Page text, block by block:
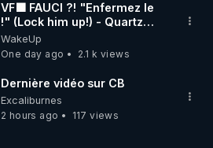
VF🟩 FAUCI ?! "Enfermez le
!" (Lock him up!) - Quartz
Traduction
WakeUp
One day ago
2.1 k views
Dernière vidéo sur CB
Excaliburnes
2 hours ago
117 views